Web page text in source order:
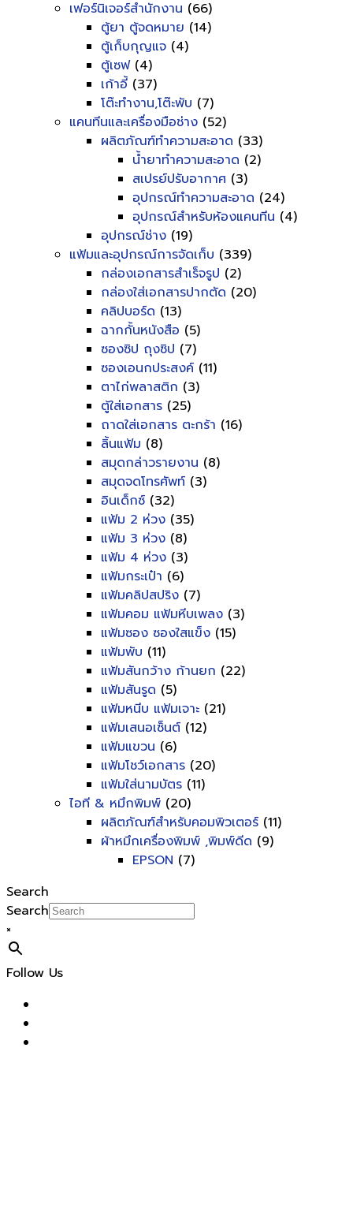
เฟอร์นิเจอร์สำนักงาน (66)
ตู้ยา ตู้จดหมาย (14)
ตู้เก็บกุญแจ (4)
ตู้เซฟ(4)
เก้าอี้ (37)
โต๊ะทำงาน,โต๊ะพับ (7)
แคนทีนและเครื่องมือช่าง (52)
ผลิตภัณฑ์ทำความสะอาด (33)
น้ำยาทำความสะอาด (2)
สเปรย์ปรับอากาศ (3)
อุปกรณ์ทำความสะอาด (24)
อุปกรณ์สำหรับห้องแคนทีน (4)
อุปกรณ์ช่าง (19)
แฟ้มและอุปกรณ์การจัดเก็บ (339)
กล่องเอกสารสำเร็จรูป (2)
กล่องใส่เอกสารปากตัด (20)
คลิปบอร์ด (13)
ฉากกั้นหนังสือ (5)
ซองซิป ถุงซิป (7)
ซองเอนกประสงค์ (11)
ตาไก่พลาสติก (3)
ตู้ใส่เอกสาร (25)
ถาดใส่เอกสาร ตะกร้า (16)
ลิ้นแฟ้ม (8)
สมุดกล่าวรายงาน (8)
สมุดจดโทรศัพท์ (3)
อินเด็กซ์ (32)
แฟ้ม 2 ห่วง (35)
แฟ้ม 3 ห่วง (8)
แฟ้ม 4 ห่วง (3)
แฟ้มกระเป๋า (6)
แฟ้มคลิปสปริง (7)
แฟ้มคอม แฟ้มหีบเพลง (3)
แฟ้มซอง ซองใสแข็ง (15)
แฟ้มพับ (11)
แฟ้มสันกว้าง ก้านยก (22)
แฟ้มสันรูด (5)
แฟ้มหนีบ แฟ้มเจาะ (21)
แฟ้มเสนอเซ็นต์ (12)
แฟ้มแขวน (6)
แฟ้มโชว์เอกสาร (20)
แฟ้มใส่นามบัตร (11)
ไอที & หมึกพิมพ์ (20)
ผลิตภัณฑ์สำหรับคอมพิวเตอร์ (11)
ผ้าหมึกเครื่องพิมพ์ ,พิมพ์ดีด (9)
EPSON (7)
Search
Search
×
Follow Us